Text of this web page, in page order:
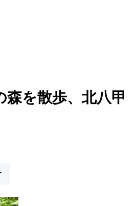
森を散歩、北八甲